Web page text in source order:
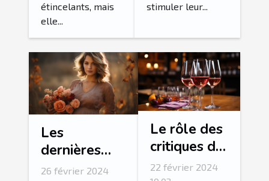
étincelants, mais
elle...
stimuler leur...
Les
dernières
tendances en
26 février 2024
Le rôle des
critiques de
vin dans la
22 février 2024